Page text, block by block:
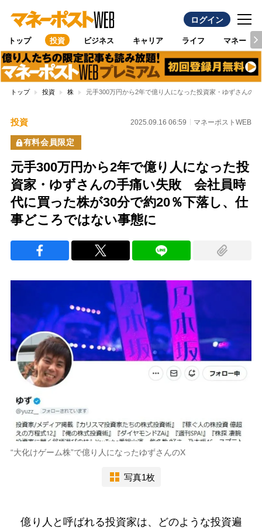
ログイン
トップ 投資 ビジネス キャリア ライフ マネー
トップ 投資 株 元手300万円から2年で億り人になった投資家・ゆずさんの
投資 2025.09.16 06:59 マネーポストWEB
有料会員限定
元手300万円から2年で億り人になった投
資家・ゆずさんの手痛い失敗 会社員時
代に買った株が30分で約20％下落し、仕
事どころではない事態に
“大化けゲーム株”で億り人になったゆずさんのX
写真1枚
億り人と呼ばれる投資家は、どのような投資遍